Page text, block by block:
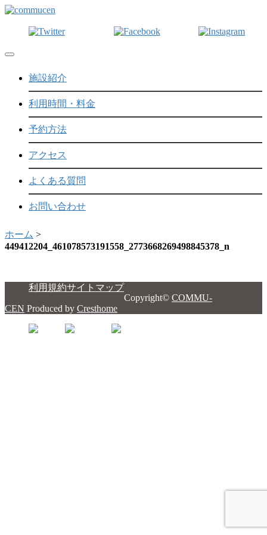
Toggle navigation
施設紹介
利用時間・料金
予約方法
アクセス
よくある質問
お問い合わせ
ホーム >
449412204_461078573191558_2773668269498845378_n
利用規約サイトマップ
Copyright© COMMU-
CEN Produced by Cresthome